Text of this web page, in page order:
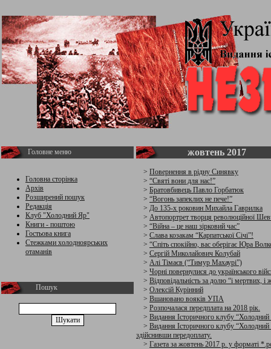
Головне меню
Головна сторінка
Архів
Розширений пошук
Редакція
Клуб "Холодний Яр"
Книги - поштою
Гостьова книга
Стежками холодноярських
отаманів
Пошук
жовтень 2017
> Повернення в рідну Синявку
> “Святі вони для нас!”
> Братовбивець Павло Горбатюк
> “Вогонь запеклих не пече!”
> До 135-х роковин Михайла Гаврилка
> Автопортрет творця революційної
> “Війна – це наш зірковий час”
> Слава козакам “Карпатської Січі”!
> “Спіть спокійно, вас оберігає Юра
> Сергій Миколайович Колубай
> Алі Тімаєв (“Тимур Махаурі”)
> Чорні повернулися до українського
> Відповідальність за долю “і мертвих,
> Олексій Курінний
> Вшановано вояків УПА
> Розпочалася передплата на 2018 рік.
> Видання Історичного клубу
> Видання Історичного клубу
здійснивши передоплату.
> Газета за жовтень 2017 р. у форматі